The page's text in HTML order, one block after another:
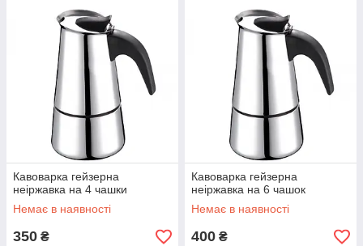
Кавоварка гейзерна
неіржавка на 4 чашки
Немає в наявності
350 ₴
Кавоварка гейзерна
неіржавка на 6 чашок
Немає в наявності
400 ₴